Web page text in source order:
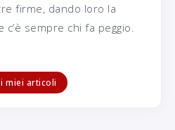
firme, dando loro la
sempre chi fa peggio.
miei articoli